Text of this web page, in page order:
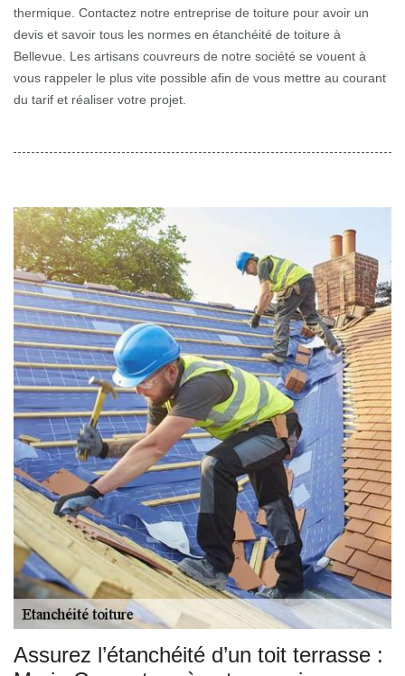
thermique. Contactez notre entreprise de toiture pour avoir un
devis et savoir tous les normes en étanchéité de toiture à
Bellevue. Les artisans couvreurs de notre société se vouent à
vous rappeler le plus vite possible afin de vous mettre au courant
du tarif et réaliser votre projet.
Assurez l’étanchéité d’un toit terrasse :